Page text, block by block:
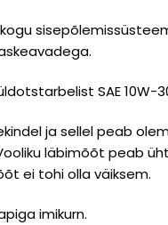
SAE 10W-
ja sellel peab
läbimõõt peab
ei tohi olla väiksem.
imikurn.